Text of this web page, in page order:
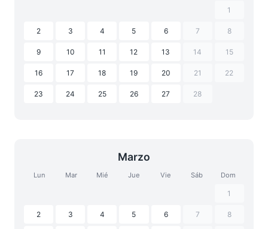
1
2 3 4 5 6 7 8
9 10 11 12 13 14 15
16 17 18 19 20 21 22
23 24 25 26 27 28
Marzo
Lun Mar Mié Jue Vie Sáb Dom
1
2 3 4 5 6 7 8